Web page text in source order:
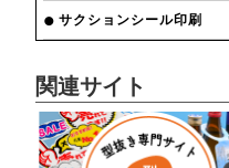
サクションシール印刷
関連サイト